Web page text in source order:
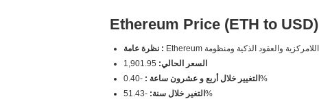
Ethereum Price (ETH to USD)
نظرة عامة :
السعر الحالي:
التغيير خلال أربع و عشرون ساعة : -0.40%
التغير خلال سنة: -51.43%